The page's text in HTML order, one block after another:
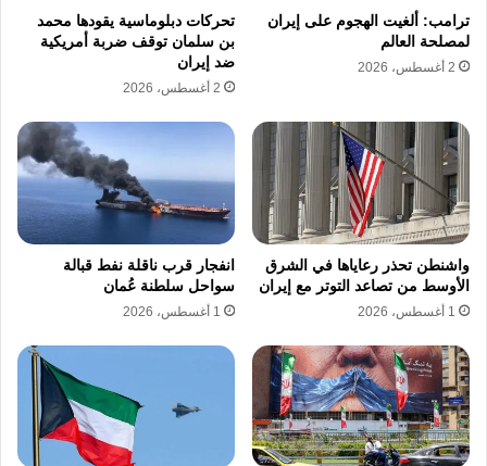
ترامب: ألغيت الهجوم على إيران
لمصلحة العالم
2 أغسطس، 2026
تحركات دبلوماسية يقودها محمد
بن سلمان توقف ضربة أمريكية
ضد إيران
2 أغسطس، 2026
واشنطن تحذر رعاياها في الشرق
الأوسط من تصاعد التوتر مع إيران
1 أغسطس، 2026
انفجار قرب ناقلة نفط قبالة
سواحل سلطنة عُمان
1 أغسطس، 2026